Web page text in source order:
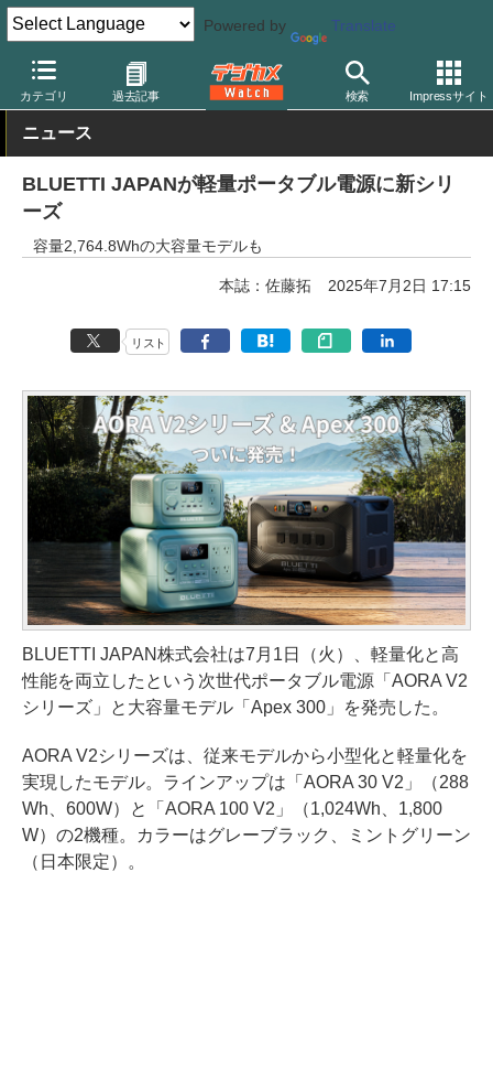
Powered by Translate
カテゴリ 過去記事 検索 Impressサイト
デジカメ Watch 撮影用品
ニュース
BLUETTI JAPANが軽量ポータブル電源に新シリ
ーズ
容量2,764.8Whの大容量モデルも
本誌：佐藤拓 2025年7月2日 17:15
リスト
BLUETTI JAPAN株式会社は7月1日（火）、軽量化と高
性能を両立したという次世代ポータブル電源「AORA V2
シリーズ」と大容量モデル「Apex 300」を発売した。
AORA V2シリーズは、従来モデルから小型化と軽量化を
実現したモデル。ラインアップは「AORA 30 V2」（288
Wh、600W）と「AORA 100 V2」（1,024Wh、1,800
W）の2機種。カラーはグレーブラック、ミントグリーン
（日本限定）。